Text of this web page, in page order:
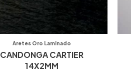
Aretes Oro Laminado
CANDONGA CARTIER
14X2MM